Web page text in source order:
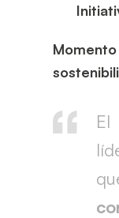
El